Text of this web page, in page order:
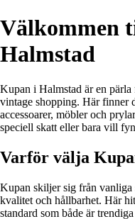
Välkommen
Halmstad
Kupan i Halmstad är en pärla
vintage shopping. Här finner
accessoarer, möbler och
speciell skatt eller bara vill
Varför välja
Kupan skiljer sig från vanliga
kvalitet och hållbarhet. Här
standard som både är